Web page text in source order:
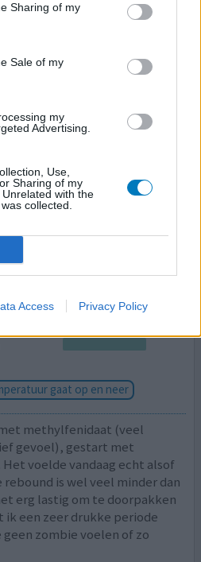
Sharing of my
Sale of my
my
Advertising.
Use,
Sharing of my
with the
collected.
Access Privacy Policy
te hebben waaronder
werd) en dexamfetemine
medicijnen zijn, ben ik
Ik wil niet overdrijven maar
leven een stukje beter
ik elke nacht 8/9 uur. Wat
0 reacties
gaat op en neer
methylfenidaat (veel
gevoel), gestart met
voelde vandaag echt alsof
is wel veel minder dan
erg lastig om te doorpakken
een zeer drukke periode
zombie voelen of zo